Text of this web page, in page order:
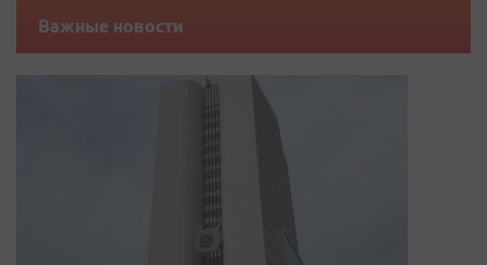
Важные новости